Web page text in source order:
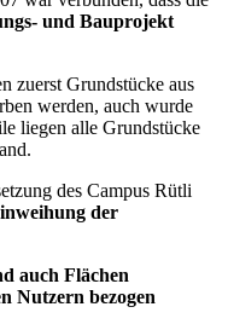
und Bauprojekt
zuerst Grundstücke aus
werden, auch wurde
liegen alle Grundstücke
des Campus Rütli
der
auch Flächen
Nutzern bezogen